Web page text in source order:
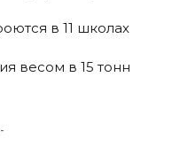
в 11 школах
весом в 15 тонн